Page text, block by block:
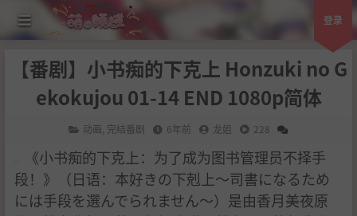
登录
【番剧】小书痴的下克上 Honzuki no G
ekokujou 01-14 END 1080p简体
动画 完结番剧 6年前 龙姐 228
《小书痴的下克上：为了成为图书管理员不择手
段！》（日语：本好きの下剋上～司書になるため
には手段を選んでられません～）是由香月美夜原